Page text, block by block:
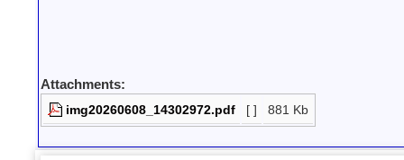
Attachments:
img20260608_14302972.pdf [ ] 881 Kb